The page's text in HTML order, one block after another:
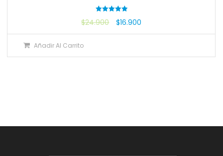
Valorado
con
de 5
$24.900 $16.900
Añadir Al Carrito